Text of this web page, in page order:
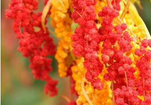
para
el
Desarrollo
Regional
2025-